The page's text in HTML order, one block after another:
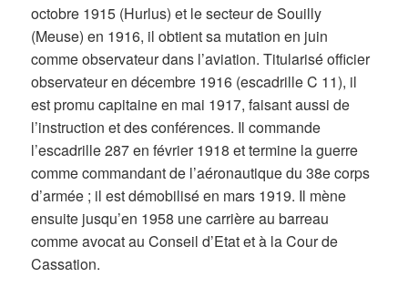
octobre 1915 (Hurlus) et le secteur de Souilly
(Meuse) en 1916, il obtient sa mutation en juin
comme observateur dans l’aviation. Titularisé officier
observateur en décembre 1916 (escadrille C 11), il
est promu capitaine en mai 1917, faisant aussi de
l’instruction et des conférences. Il commande
l’escadrille 287 en février 1918 et termine la guerre
comme commandant de l’aéronautique du 38e corps
d’armée ; il est démobilisé en mars 1919. Il mène
ensuite jusqu’en 1958 une carrière au barreau
comme avocat au Conseil d’Etat et à la Cour de
Cassation.